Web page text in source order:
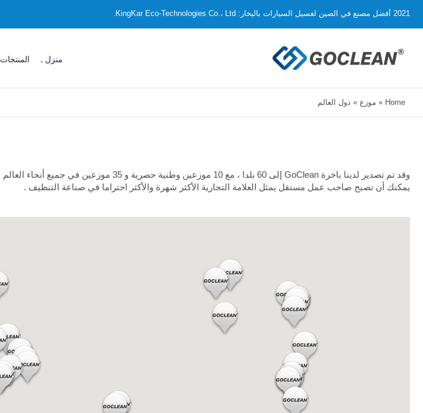
content
2021 أفضل مصنع في الصين لغسيل السيارات بالبخار: KingKar Eco-Technologies Co.، Ltd.
منزل . المنتجات
Home
» موزع » دول العالم
يمكنك أن تصبح صاحب عمل مستقل يمثل العلامة التجارية الأكثر شهرة والأكثر احتراما في صناعة التنظيف .